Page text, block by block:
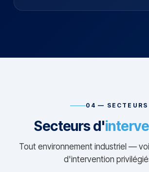
04 — SECTEURS
Secteurs d'
Tout environnement industriel —
d'intervention